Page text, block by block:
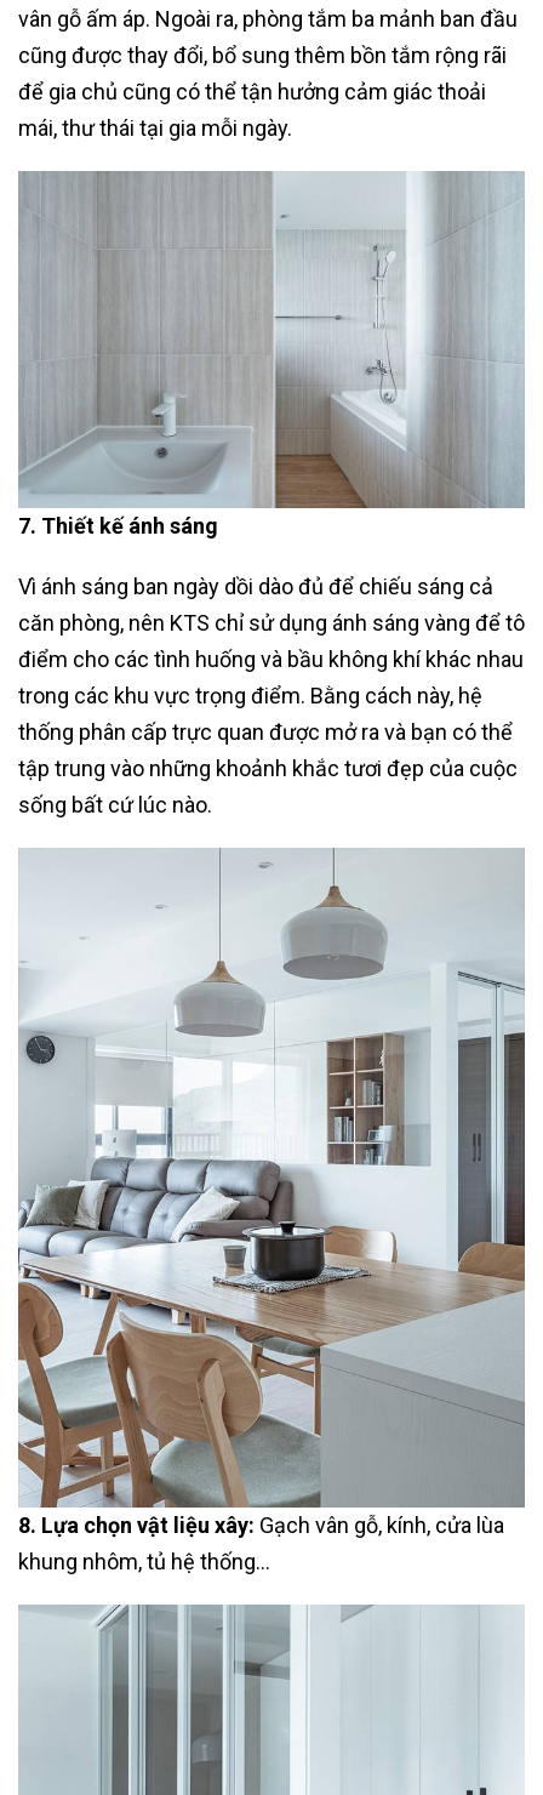
vân gỗ ấm áp. Ngoài ra, phòng tắm ba mảnh ban đầu
cũng được thay đổi, bổ sung thêm bồn tắm rộng rãi
để gia chủ cũng có thể tận hưởng cảm giác thoải
mái, thư thái tại gia mỗi ngày.
7. Thiết kế ánh sáng
Vì ánh sáng ban ngày dồi dào đủ để chiếu sáng cả
căn phòng, nên KTS chỉ sử dụng ánh sáng vàng để tô
điểm cho các tình huống và bầu không khí khác nhau
trong các khu vực trọng điểm. Bằng cách này, hệ
thống phân cấp trực quan được mở ra và bạn có thể
tập trung vào những khoảnh khắc tươi đẹp của cuộc
sống bất cứ lúc nào.
8. Lựa chọn vật liệu xây: Gạch vân gỗ, kính, cửa lùa
khung nhôm, tủ hệ thống…